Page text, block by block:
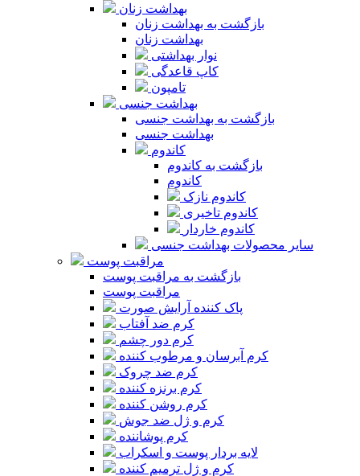
بهداشت زنان
بازگشت به بهداشت زنان
بهداشت زنان
نوار بهداشتی
کاپ قاعدگی
تامپون
بهداشت جنسی
بازگشت به بهداشت جنسی
بهداشت جنسی
کاندوم
بازگشت به کاندوم
کاندوم
کاندوم نازک
کاندوم تاخیری
کاندوم خاردار
سایر محصولات بهداشت جنسی
مراقبت پوست
بازگشت به مراقبت پوست
مراقبت پوست
پاک کننده آرایش صورت
کرم ضد آفتاب
کرم دور چشم
کرم آبرسان و مرطوب کننده
کرم ضد چروک
کرم برنزه کننده
کرم روشن کننده
کرم و ژل ضد جوش
کرم پوشاننده
لایه بردار پوست و اسکراب
کرم و ژل ترمیم کننده